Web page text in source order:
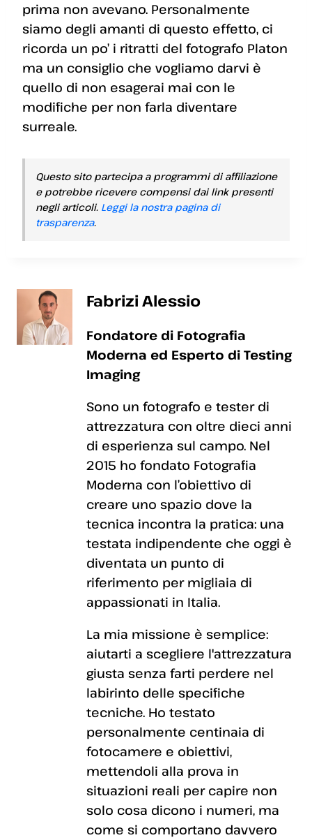
prima non avevano. Personalmente
siamo degli amanti di questo effetto, ci
ricorda un po’ i ritratti del fotografo Platon
ma un consiglio che vogliamo darvi è
quello di non esagerai mai con le
modifiche per non farla diventare
surreale.
Questo sito partecipa a programmi di affiliazione
e potrebbe ricevere compensi dai link presenti
negli articoli. Leggi la nostra pagina di
trasparenza.
Fabrizi Alessio
Fondatore di Fotografia
Moderna ed Esperto di Testing
Imaging
Sono un fotografo e tester di
attrezzatura con oltre dieci anni
di esperienza sul campo. Nel
2015 ho fondato Fotografia
Moderna con l’obiettivo di
creare uno spazio dove la
tecnica incontra la pratica: una
testata indipendente che oggi è
diventata un punto di
riferimento per migliaia di
appassionati in Italia.
La mia missione è semplice:
aiutarti a scegliere l'attrezzatura
giusta senza farti perdere nel
labirinto delle specifiche
tecniche. Ho testato
personalmente centinaia di
fotocamere e obiettivi,
mettendoli alla prova in
situazioni reali per capire non
solo cosa dicono i numeri, ma
come si comportano davvero